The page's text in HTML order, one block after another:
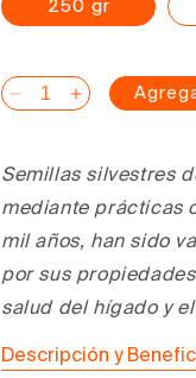
250 gr
Reducir
Semillas
Liver
Lover
(a
granel)
Aumentar
Semillas
Liver
Lover
(a
granel)
Semillas silvestres
mediante prácticas
mil años, han sido
por sus
salud del hígado y
Descripción y